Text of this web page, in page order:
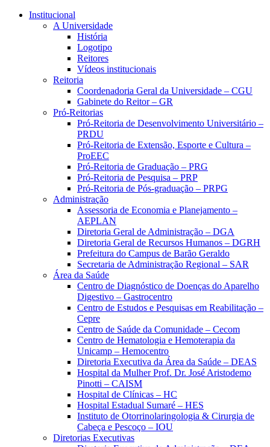
Conteúdo principal
Institucional
A Universidade
História
Logotipo
Reitores
Vídeos institucionais
Reitoria
Coordenadoria Geral da Universidade – CGU
Gabinete do Reitor – GR
Pró-Reitorias
Pró-Reitoria de Desenvolvimento Universitário –
PRDU
Pró-Reitoria de Extensão, Esporte e Cultura –
ProEEC
Pró-Reitoria de Graduação – PRG
Pró-Reitoria de Pesquisa – PRP
Pró-Reitoria de Pós-graduação – PRPG
Administração
Assessoria de Economia e Planejamento –
AEPLAN
Diretoria Geral de Administração – DGA
Diretoria Geral de Recursos Humanos – DGRH
Prefeitura do Campus de Barão Geraldo
Secretaria de Administração Regional – SAR
Área da Saúde
Centro de Diagnóstico de Doenças do Aparelho
Digestivo – Gastrocentro
Centro de Estudos e Pesquisas em Reabilitação –
Cepre
Centro de Saúde da Comunidade – Cecom
Centro de Hematologia e Hemoterapia da
Unicamp – Hemocentro
Diretoria Executiva da Área da Saúde – DEAS
Hospital da Mulher Prof. Dr. José Aristodemo
Pinotti – CAISM
Hospital de Clínicas – HC
Hospital Estadual Sumaré – HES
Instituto de Otorrinolaringologia & Cirurgia de
Cabeça e Pescoço – IOU
Diretorias Executivas